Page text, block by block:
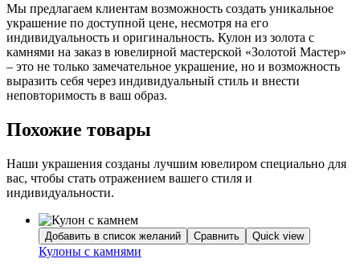
Мы предлагаем клиентам возможность создать уникальное
украшение по доступной цене, несмотря на его
индивидуальность и оригинальность. Кулон из золота с
камнями на заказ в ювелирной мастерской «Золотой Мастер»
– это не только замечательное украшение, но и возможность
выразить себя через индивидуальный стиль и внести
неповторимость в ваш образ.
Похожие товары
Наши украшения созданы лучшим ювелиром специально для
вас, чтобы стать отражением вашего стиля и
индивидуальности.
Добавить в список желаний Сравнить Quick view
Кулоны с камнями